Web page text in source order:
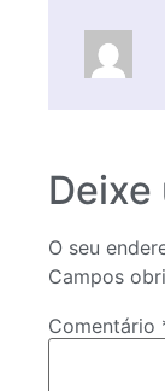
Deixe
O seu
Campos
Comentário